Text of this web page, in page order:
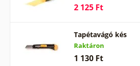
2 125 Ft
Tapétavágó kés
Raktáron
1 130 Ft